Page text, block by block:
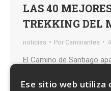
LAS 40
TREKKING DEL
noticias Por Caminantes
El Camino de Santiago
al Kilimanjaro o el
periodistas de aventura
Ese sitio web utiliza